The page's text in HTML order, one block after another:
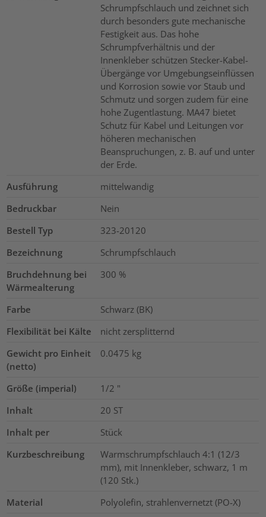
Schrumpfschlauch und zeichnet sich
durch besonders gute mechanische
Festigkeit aus. Das hohe
Schrumpfverhältnis und der
Innenkleber schützen Stecker-Kabel-
Übergänge vor Umgebungseinflüssen
und Korrosion sowie vor Staub und
Schmutz und sorgen zudem für eine
hohe Zugentlastung. MA47 bietet
Schutz für Kabel und Leitungen vor
höheren mechanischen
Beanspruchungen, z. B. auf und unter
der Erde.
Ausführung
mittelwandig
Bedruckbar
Nein
Bestell Typ
323-20120
Bezeichnung
Schrumpfschlauch
Bruchdehnung bei
Wärmealterung
300 %
Farbe
Schwarz (BK)
Flexibilität bei Kälte
nicht zersplitternd
Gewicht pro Einheit
(netto)
0.0475 kg
Größe (imperial) 1/2 "
Inhalt
20 ST
Inhalt per
Stück
Kurzbeschreibung
Warmschrumpfschlauch 4:1 (12/3
mm), mit Innenkleber, schwarz, 1 m
(120 Stk.)
Material
Polyolefin, strahlenvernetzt (PO-X)